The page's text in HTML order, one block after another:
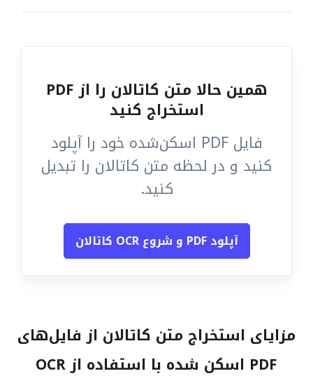
همین حالا متن کاتالان را از PDF
استخراج کنید
فایل PDF اسکن‌شده خود را آپلود
کنید و در لحظه متن کاتالان را تبدیل
کنید.
آپلود PDF و شروع OCR کاتالان
مزایای استخراج متن کاتالان از فایل‌های
PDF اسکن شده با استفاده از OCR